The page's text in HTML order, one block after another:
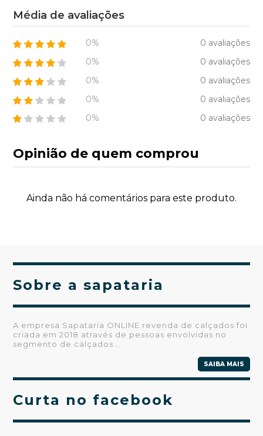
Média de avaliações
0 avaliações
0%
0 avaliações
0%
0 avaliações
0%
0 avaliações
0%
0 avaliações
0%
Opinião de quem comprou
Ainda não há comentários para este produto.
Sobre a sapataria
A empresa Sapataria ONLINE revenda de calçados foi
criada em 2018 através de pessoas envolvidas no
segmento de calçados...
SAIBA MAIS
Curta no facebook